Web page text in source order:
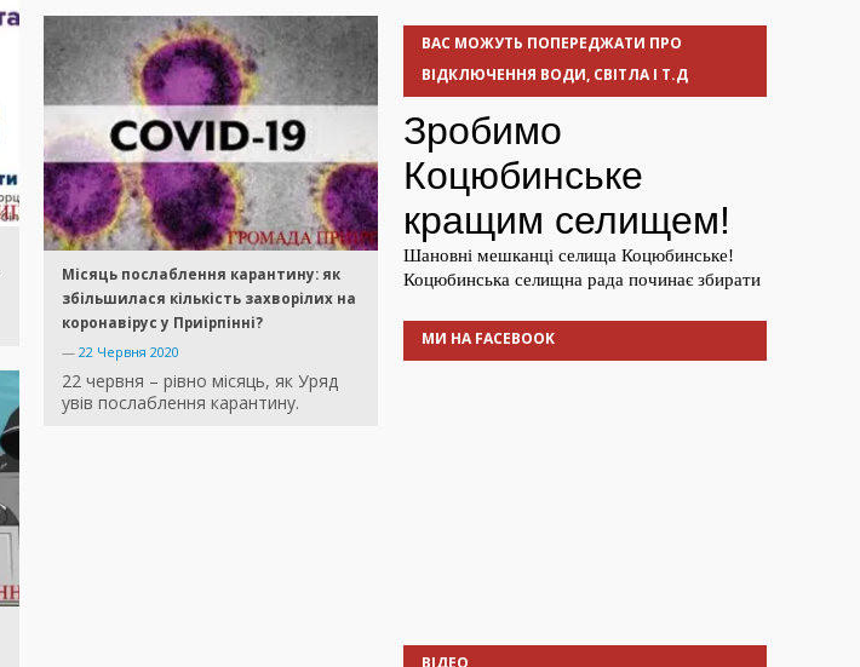
Місяць послаблення карантину: як
збільшилася кількість захворілих на
коронавірус у Приірпінні?
— 22 Червня 2020
22 червня – рівно місяць, як Уряд
увів послаблення карантину.
ВАС МОЖУТЬ ПОПЕРЕДЖАТИ ПРО
ВІДКЛЮЧЕННЯ ВОДИ, СВІТЛА І Т.Д
МИ НА FACEBOOK